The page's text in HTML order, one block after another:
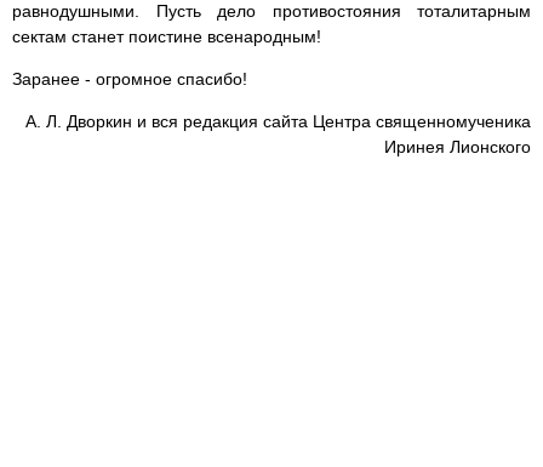
равнодушными. Пусть дело противостояния тоталитарным
сектам станет поистине всенародным!
Заранее - огромное спасибо!
А. Л. Дворкин и вся редакция сайта Центра священномученика
Иринея Лионского